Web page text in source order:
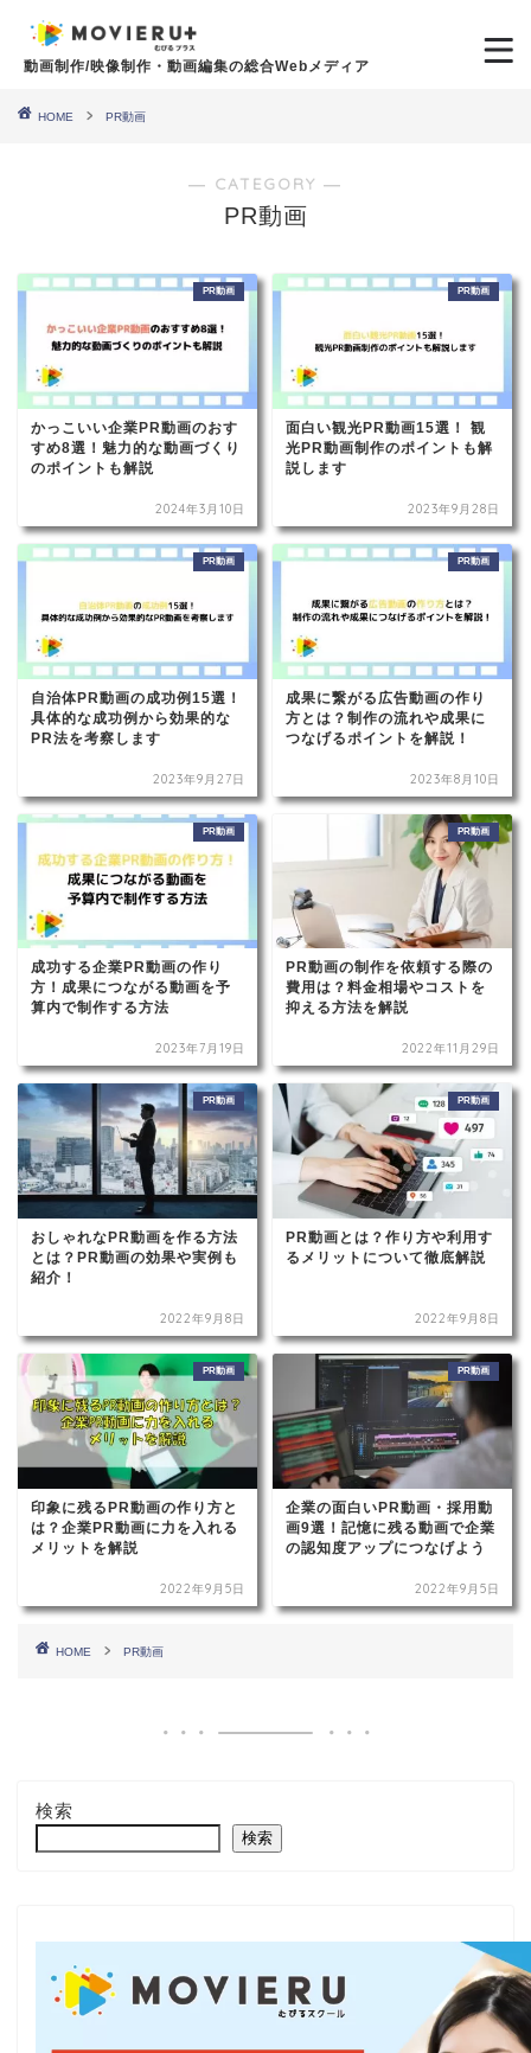
動画制作/映像制作・動画編集の総合Webメディア
HOME PR動画
― CATEGORY ―
PR動画
PR動画
かっこいい企業PR動画のおす
すめ8選！魅力的な動画づくり
のポイントも解説
2024年3月10日
PR動画
面白い観光PR動画15選！ 観
光PR動画制作のポイントも解
説します
2023年9月28日
PR動画
自治体PR動画の成功例15選！
具体的な成功例から効果的な
PR法を考察します
2023年9月27日
PR動画
成果に繋がる広告動画の作り
方とは？制作の流れや成果に
つなげるポイントを解説！
2023年8月10日
PR動画
成功する企業PR動画の作り
方！成果につながる動画を予
算内で制作する方法
2023年7月19日
PR動画
PR動画の制作を依頼する際の
費用は？料金相場やコストを
抑える方法を解説
2022年11月29日
PR動画
おしゃれなPR動画を作る方法
とは？PR動画の効果や実例も
紹介！
2022年9月8日
PR動画
PR動画とは？作り方や利用す
るメリットについて徹底解説
2022年9月8日
PR動画
印象に残るPR動画の作り方と
は？企業PR動画に力を入れる
メリットを解説
2022年9月5日
PR動画
企業の面白いPR動画・採用動
画9選！記憶に残る動画で企業
の認知度アップにつなげよう
2022年9月5日
HOME PR動画
検索
検索